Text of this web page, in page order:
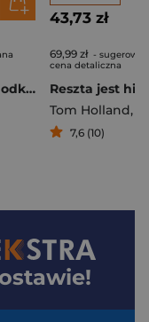
Przypadkowe odkrycia astronomiczne
43,73 zł
69,99 zł -
cena detaliczna
Reszta jest
Tom Holland,
7,6 (10)